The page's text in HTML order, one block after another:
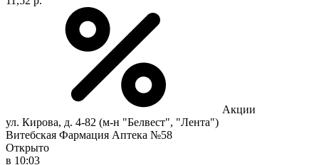
Акции
ул. Кирова, д. 4-82 (м-н "Белвест", "Лента")
Витебская Фармация Аптека №58
Открыто
в 10:03